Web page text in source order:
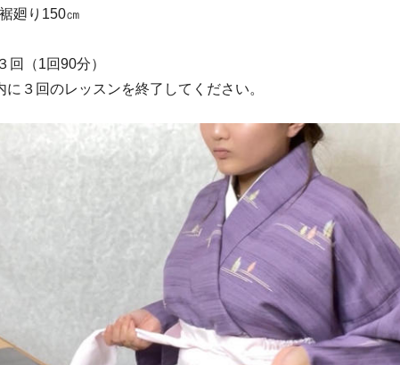
廻り150㎝
回（1回90分）
３回のレッスンを終了してください。